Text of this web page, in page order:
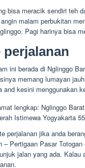
bisa meracik sendiri teh
malam perbukitan
Pagi harinya bisa
perjalanan
ini berada di Nglinggo
memang lumayan
and kesini menggunakan
lengkap: Nglinggo
Istimewa Yogyakarta
perjalanan jika anda
– Pertigaan Pasar
jalan yang ada.